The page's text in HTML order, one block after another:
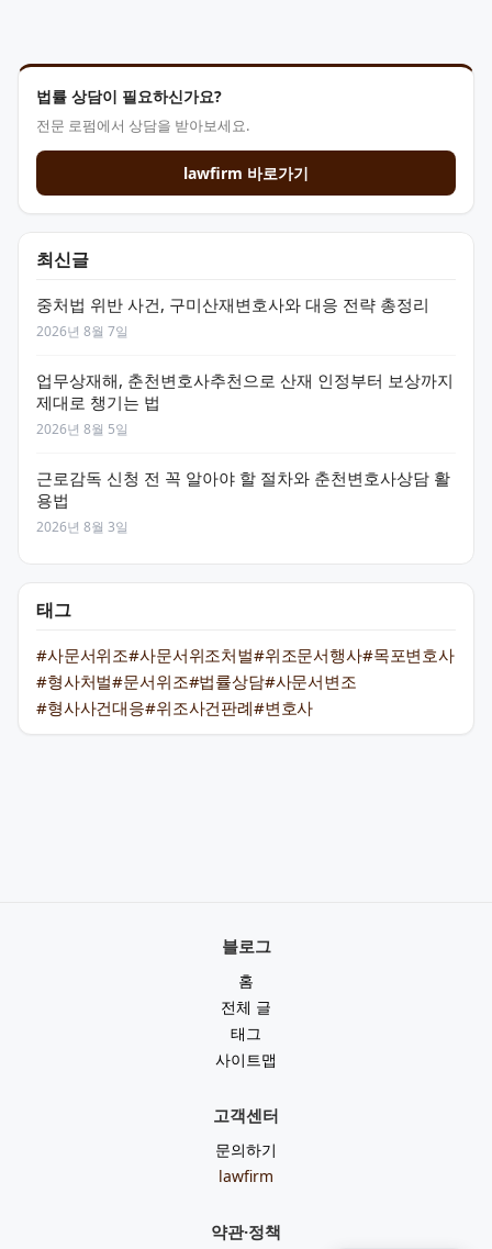
법률 상담이 필요하신가요?
전문 로펌에서 상담을 받아보세요.
lawfirm 바로가기
최신글
중처법 위반 사건, 구미산재변호사와 대응 전략 총정리
2026년 8월 7일
업무상재해, 춘천변호사추천으로 산재 인정부터 보상까지
제대로 챙기는 법
2026년 8월 5일
근로감독 신청 전 꼭 알아야 할 절차와 춘천변호사상담 활
용법
2026년 8월 3일
태그
#사문서위조#사문서위조처벌#위조문서행사#목포변호사
#형사처벌#문서위조#법률상담#사문서변조
#형사사건대응#위조사건판례#변호사
블로그
홈
전체 글
태그
사이트맵
고객센터
문의하기
lawfirm
약관·정책